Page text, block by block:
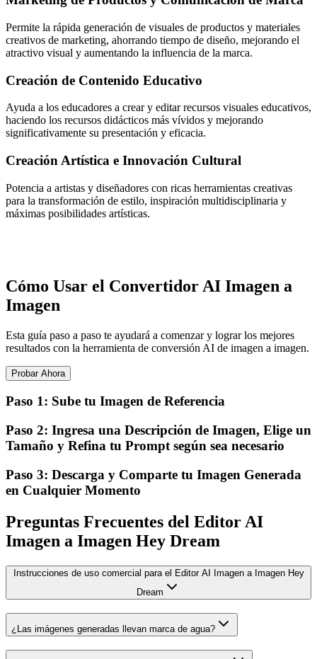
Permite la rápida generación de visuales de productos y materiales
creativos de marketing, ahorrando tiempo de diseño, mejorando el
atractivo visual y aumentando la influencia de la marca.
Creación de Contenido Educativo
Ayuda a los educadores a crear y editar recursos visuales educativos,
haciendo los recursos didácticos más vívidos y mejorando
significativamente su presentación y eficacia.
Creación Artística e Innovación Cultural
Potencia a artistas y diseñadores con ricas herramientas creativas
para la transformación de estilo, inspiración multidisciplinaria y
máximas posibilidades artísticas.
Cómo Usar el Convertidor AI Imagen a
Imagen
Esta guía paso a paso te ayudará a comenzar y lograr los mejores
resultados con la herramienta de conversión AI de imagen a imagen.
Probar Ahora
Paso 1: Sube tu Imagen de Referencia
Paso 2: Ingresa una Descripción de Imagen, Elige un
Tamaño y Refina tu Prompt según sea necesario
Paso 3: Descarga y Comparte tu Imagen Generada
en Cualquier Momento
Preguntas Frecuentes del Editor AI
Imagen a Imagen Hey Dream
Instrucciones de uso comercial para el Editor AI Imagen a Imagen Hey
Dream
¿Las imágenes generadas llevan marca de agua?